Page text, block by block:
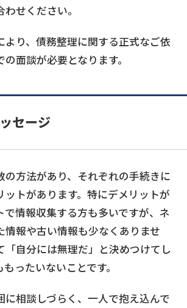
せください。
り、債務整理に関する正式なご依
面談が必要となります。
セージ
の方法があり、それぞれの手続きに
ットがあります。特にデメリットが
で情報収集する方も多いですが、ネ
情報や古い情報も少なくありませ
「自分には無理だ」と決めつけてし
ったいないことです。
に相談しづらく、一人で抱え込んで